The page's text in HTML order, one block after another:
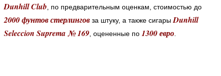
Dunhill Club , по предварительным оценкам, стоимостью до
2000 фунтов стерлингов за штуку, а также сигары Dunhill
Seleccion Suprema № 169 , оцененные по 1300 евро